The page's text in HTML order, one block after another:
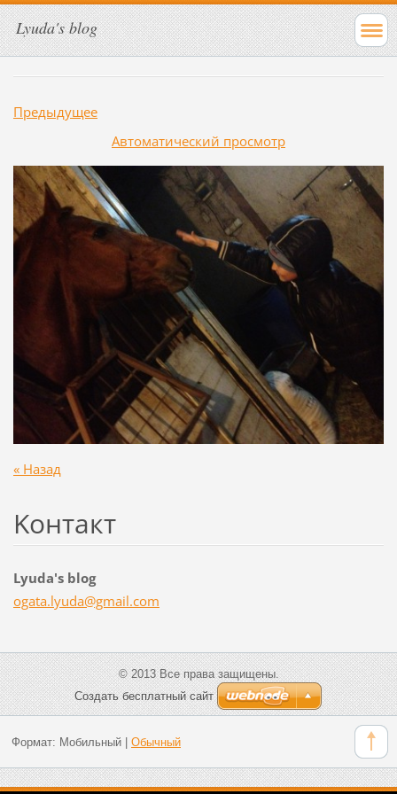
Lyuda's blog
Предыдущее
Aвтоматический просмотр
« Назад
Koнтакт
Lyuda's blog
ogata.lyuda@gmail.com
© 2013 Все права защищены.
Создать бесплатный сайт
Формат: Мобильный| Обычный